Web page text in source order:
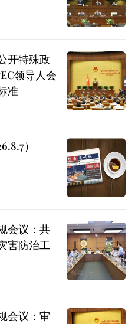
开特殊政
领导人会
准
）
会议：共
害防治工
会议：审